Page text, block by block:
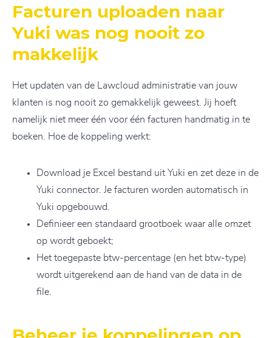
Facturen uploaden naar
Yuki was nog nooit zo
makkelijk
Het updaten van de Lawcloud administratie van jouw
klanten is nog nooit zo gemakkelijk geweest. Jij hoeft
namelijk niet meer één voor één facturen handmatig in te
boeken. Hoe de koppeling werkt:
Download je Excel bestand uit Yuki en zet deze in de
Yuki connector. Je facturen worden automatisch in
Yuki opgebouwd.
Definieer een standaard grootboek waar alle omzet
op wordt geboekt;
Het toegepaste btw-percentage (en het btw-type)
wordt uitgerekend aan de hand van de data in de
file.